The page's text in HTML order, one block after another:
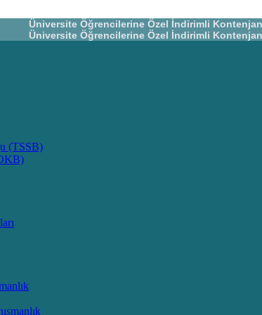
Üniversite Öğrencilerine Özel İndirimli
Üniversite Öğrencilerine Özel İndirimli
(TSSB)